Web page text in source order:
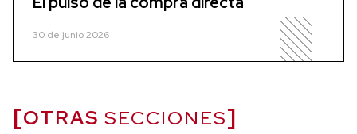
30 de junio 2026
OTRAS SECCIONES